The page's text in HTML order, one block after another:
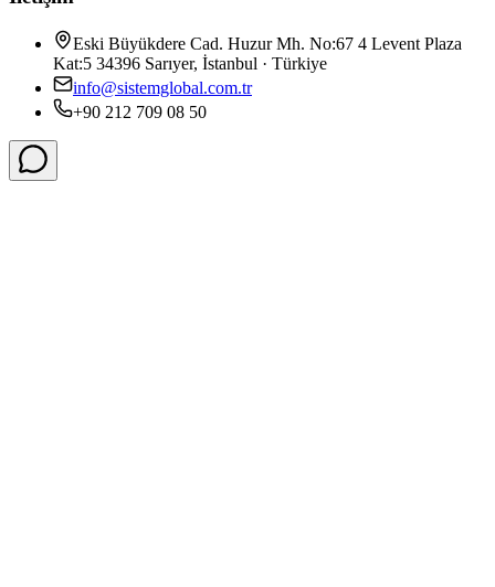
Eski Büyükdere Cad. Huzur Mh. No:67 4 Levent Plaza
Kat:5 34396 Sarıyer, İstanbul · Türkiye
info@sistemglobal.com.tr
+90 212 709 08 50